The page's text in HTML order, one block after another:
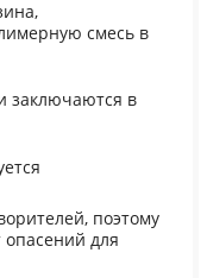
смесь в
заключаются в
поэтому
для